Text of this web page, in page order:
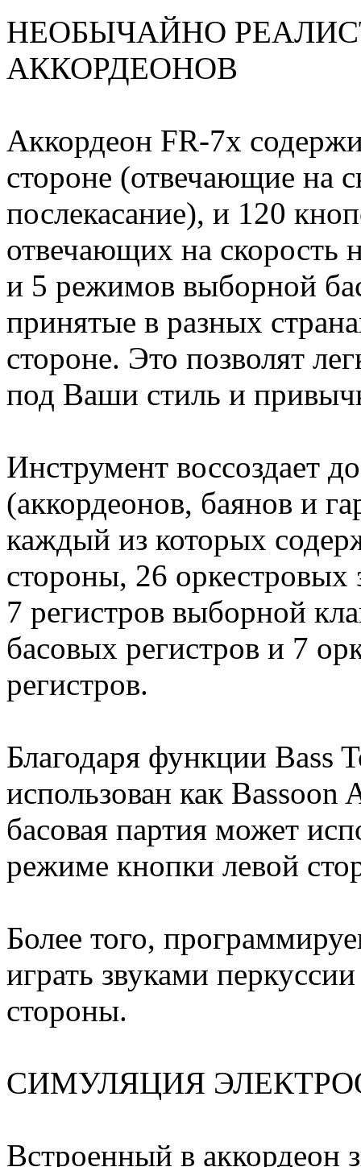
НЕОБЫЧАЙНО
АККОРДЕОНОВ
Аккордеон FR-7x
стороне (отвечающие на
послекасание), и 120
отвечающих на скорость
и 5 режимов выборной
принятые в разных
стороне. Это позволят
под Ваши стиль и
Инструмент воссоздает
(аккордеонов, баянов и
каждый из которых
стороны, 26 оркестровых
7 регистров выборной
басовых регистров и 7
регистров.
Благодаря функции Bass
использован как
басовая партия может
режиме кнопки левой
Более того,
играть звуками
стороны.
СИМУЛЯЦИЯ
Встроенный в аккордеон